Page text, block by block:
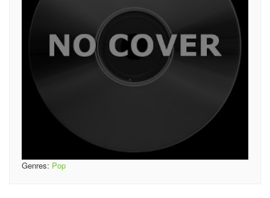
Genres: Pop